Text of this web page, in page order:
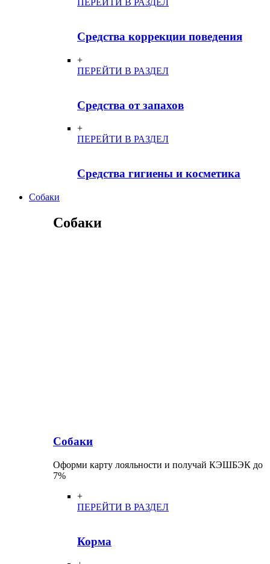
ПЕРЕЙТИ В РАЗДЕЛ
Средства коррекции поведения
+
ПЕРЕЙТИ В РАЗДЕЛ
Средства от запахов
+
ПЕРЕЙТИ В РАЗДЕЛ
Средства гигиены и косметика
Собаки
Собаки
Собаки
Оформи карту лояльности и получай КЭШБЭК до
7%
+
ПЕРЕЙТИ В РАЗДЕЛ
Корма